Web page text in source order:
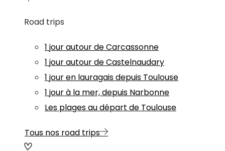
Road trips
1 jour autour de Carcassonne
1 jour autour de Castelnaudary
1 jour en lauragais depuis Toulouse
1 jour à la mer, depuis Narbonne
Les plages au départ de Toulouse
Tous nos road trips